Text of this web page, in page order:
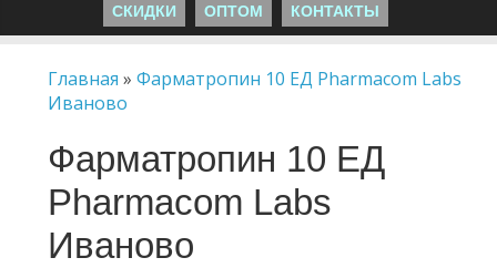
СКИДКИ ОПТОМ КОНТАКТЫ
Главная »Фарматропин 10 ЕД Pharmacom Labs
Иваново
Фарматропин 10 ЕД
Pharmacom Labs
Иваново